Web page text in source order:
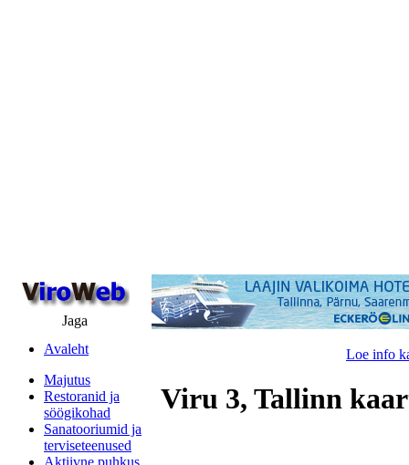
Jaga
Avaleht
Majutus
Restoranid ja
söögikohad
Sanatooriumid ja
terviseteenused
Aktiivne puhkus
Loe info
Viru 3, Tallinn